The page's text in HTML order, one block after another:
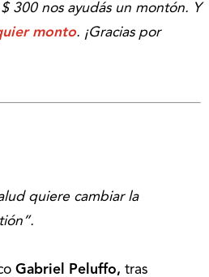
300 nos ayudás un montón. Y
monto. ¡Gracias por
quiere cambiar la
Gabriel Peluffo, tras